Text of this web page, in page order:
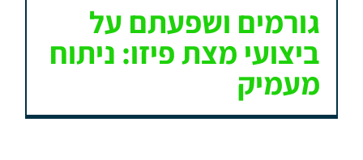
גורמים ושפעתם על
ביצועי מצת פיזו: ניתוח
מעמיק